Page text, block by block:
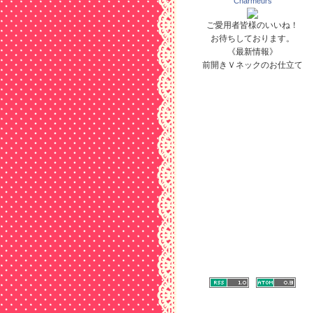
ご愛用者皆様のいいね！
お待ちしております。
《最新情報》
前開きＶネックのお仕立て